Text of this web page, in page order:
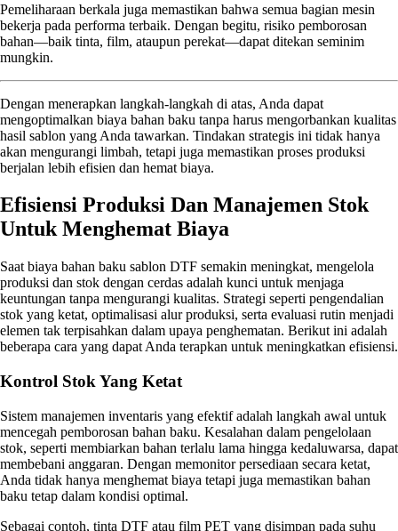
Pemeliharaan berkala juga memastikan bahwa semua bagian mesin
bekerja pada performa terbaik. Dengan begitu, risiko pemborosan
bahan—baik tinta, film, ataupun perekat—dapat ditekan seminim
mungkin.
Dengan menerapkan langkah-langkah di atas, Anda dapat
mengoptimalkan biaya bahan baku tanpa harus mengorbankan kualitas
hasil sablon yang Anda tawarkan. Tindakan strategis ini tidak hanya
akan mengurangi limbah, tetapi juga memastikan proses produksi
berjalan lebih efisien dan hemat biaya.
Efisiensi Produksi Dan Manajemen Stok
Untuk Menghemat Biaya
Saat biaya bahan baku sablon DTF semakin meningkat, mengelola
produksi dan stok dengan cerdas adalah kunci untuk menjaga
keuntungan tanpa mengurangi kualitas. Strategi seperti pengendalian
stok yang ketat, optimalisasi alur produksi, serta evaluasi rutin menjadi
elemen tak terpisahkan dalam upaya penghematan. Berikut ini adalah
beberapa cara yang dapat Anda terapkan untuk meningkatkan efisiensi.
Kontrol Stok Yang Ketat
Sistem manajemen inventaris yang efektif adalah langkah awal untuk
mencegah pemborosan bahan baku. Kesalahan dalam pengelolaan
stok, seperti membiarkan bahan terlalu lama hingga kedaluwarsa, dapat
membebani anggaran. Dengan memonitor persediaan secara ketat,
Anda tidak hanya menghemat biaya tetapi juga memastikan bahan
baku tetap dalam kondisi optimal.
Sebagai contoh, tinta DTF atau film PET yang disimpan pada suhu